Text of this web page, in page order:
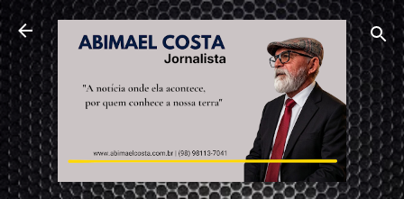
Pular para o conteúdo principal